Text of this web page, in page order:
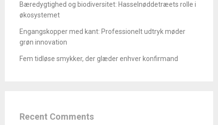
Bæredygtighed og biodiversitet: Hasselnøddetræets rolle i
økosystemet
Engangskopper med kant: Professionelt udtryk møder
grøn innovation
Fem tidløse smykker, der glæder enhver konfirmand
Recent Comments